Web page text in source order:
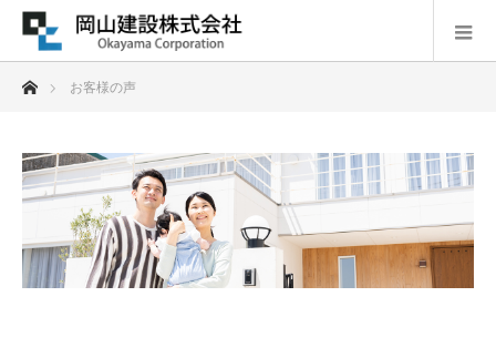
ホームお客様の声